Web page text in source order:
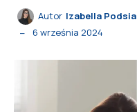
Autor Izabella
6 września 2024